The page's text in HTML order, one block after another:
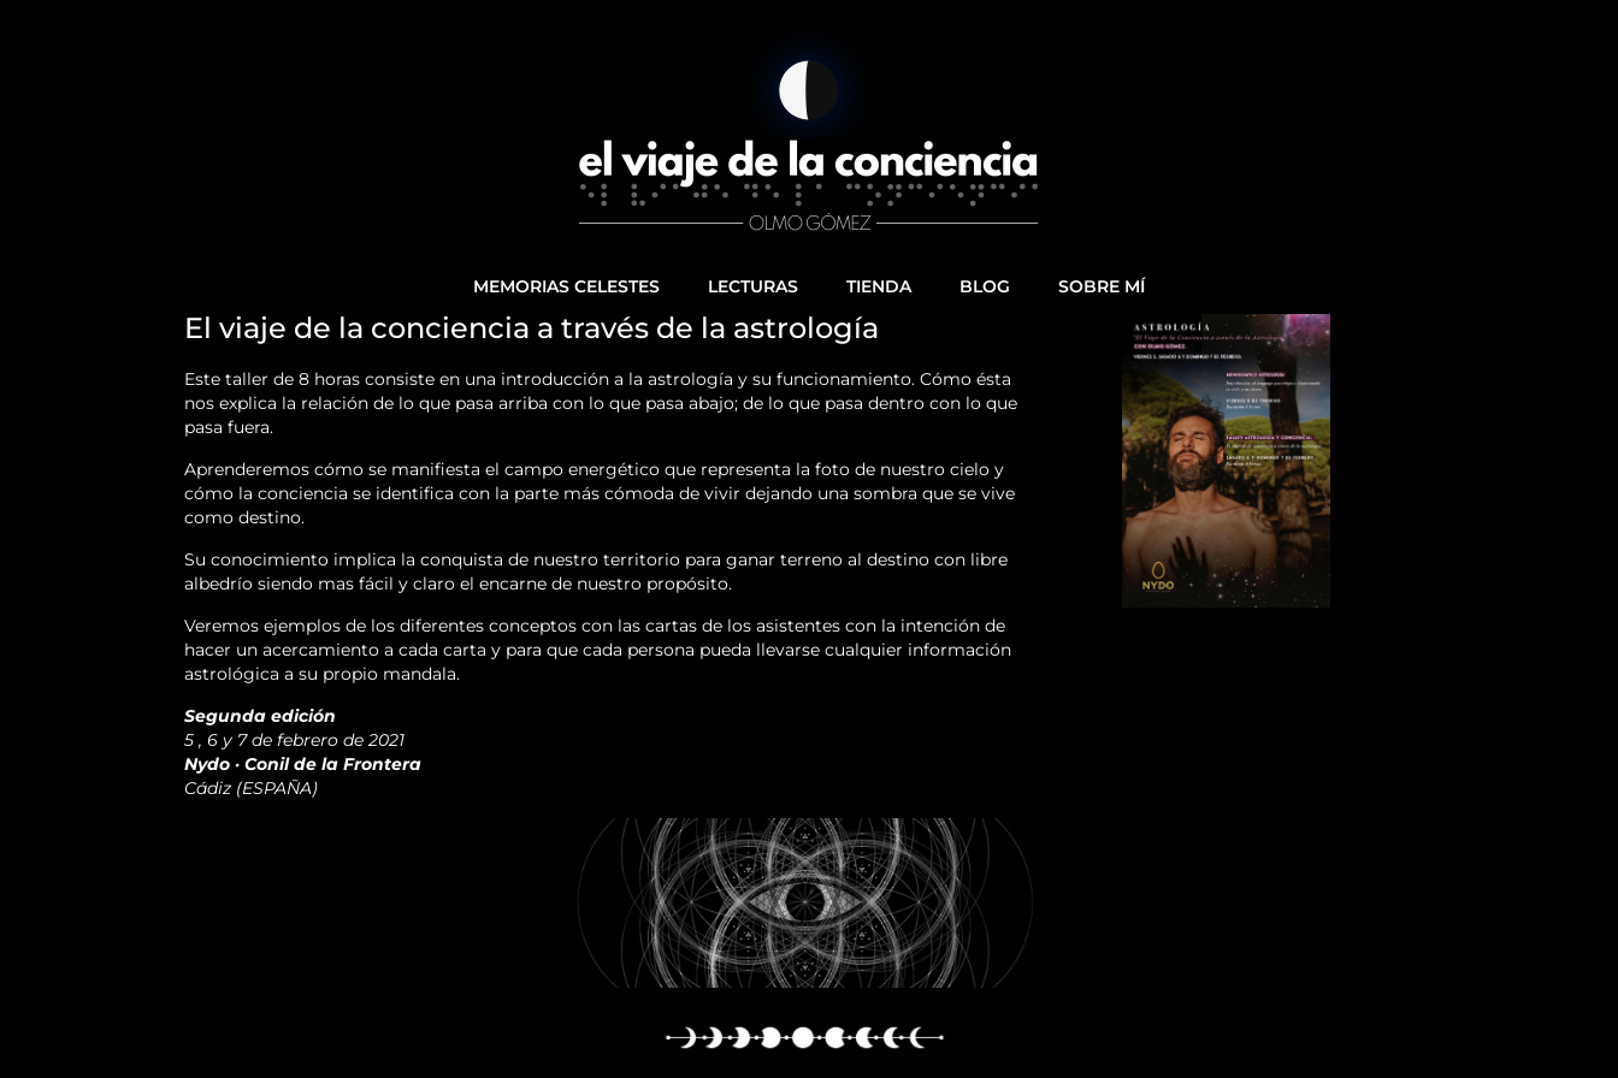
MEMORIAS CELESTES LECTURAS TIENDA BLOG SOBRE MÍ
El viaje de la conciencia a través de la astrología
Este taller de 8 horas consiste en una introducción a la astrología y su funcionamiento. Cómo ésta
nos explica la relación de lo que pasa arriba con lo que pasa abajo; de lo que pasa dentro con lo que
pasa fuera.
Aprenderemos cómo se manifiesta el campo energético que representa la foto de nuestro cielo y
cómo la conciencia se identifica con la parte más cómoda de vivir dejando una sombra que se vive
como destino.
Su conocimiento implica la conquista de nuestro territorio para ganar terreno al destino con libre
albedrío siendo mas fácil y claro el encarne de nuestro propósito.
Veremos ejemplos de los diferentes conceptos con las cartas de los asistentes con la intención de
hacer un acercamiento a cada carta y para que cada persona pueda llevarse cualquier información
astrológica a su propio mandala.
Segunda edición
5 , 6 y 7 de febrero de 2021
Nydo · Conil de la Frontera
Cádiz (ESPAÑA)